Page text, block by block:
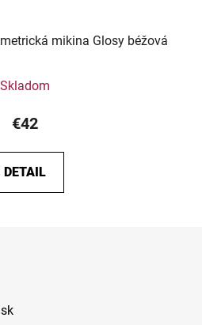
mikina Glosy béžová
Skladom
€42
DETAIL